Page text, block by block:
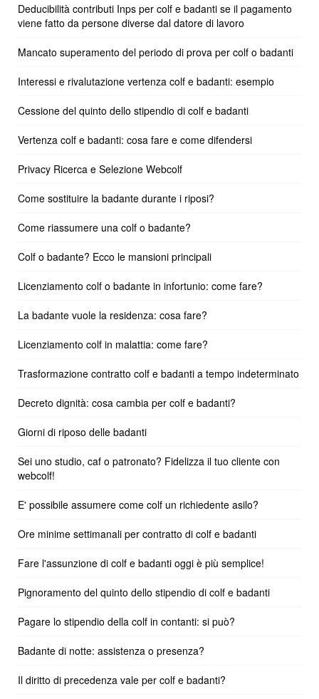
Deducibilità contributi Inps per colf e badanti se il pagamento
viene fatto da persone diverse dal datore di lavoro
Mancato superamento del periodo di prova per colf o badanti
Interessi e rivalutazione vertenza colf e badanti: esempio
Cessione del quinto dello stipendio di colf e badanti
Vertenza colf e badanti: cosa fare e come difendersi
Privacy Ricerca e Selezione Webcolf
Come sostituire la badante durante i riposi?
Come riassumere una colf o badante?
Colf o badante? Ecco le mansioni principali
Licenziamento colf o badante in infortunio: come fare?
La badante vuole la residenza: cosa fare?
Licenziamento colf in malattia: come fare?
Trasformazione contratto colf e badanti a tempo indeterminato
Decreto dignità: cosa cambia per colf e badanti?
Giorni di riposo delle badanti
Sei uno studio, caf o patronato? Fidelizza il tuo cliente con
webcolf!
E' possibile assumere come colf un richiedente asilo?
Ore minime settimanali per contratto di colf e badanti
Fare l'assunzione di colf e badanti oggi è più semplice!
Pignoramento del quinto dello stipendio di colf e badanti
Pagare lo stipendio della colf in contanti: si può?
Badante di notte: assistenza o presenza?
Il diritto di precedenza vale per colf e badanti?